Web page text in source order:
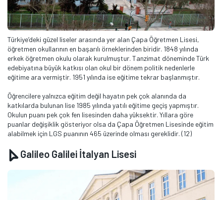
Türkiye’deki güzel liseler arasında yer alan Çapa Öğretmen Lisesi,
öğretmen okullarının en başarılı örneklerinden biridir. 1848 yılında
erkek öğretmen okulu olarak kurulmuştur. Tanzimat döneminde Türk
edebiyatına büyük katkısı olan okul bir dönem politik nedenlerle
eğitime ara vermiştir. 1951 yılında ise eğitime tekrar başlanmıştır.
Öğrencilere yalnızca eğitim değil hayatın pek çok alanında da
katkılarda bulunan lise 1985 yılında yatılı eğitime geçiş yapmıştır.
Okulun puanı pek çok fen lisesinden daha yüksektir. Yıllara göre
puanlar değişiklik gösteriyor olsa da Çapa Öğretmen Lisesinde eğitim
alabilmek için LGS puanının 465 üzerinde olması gereklidir. (12)
Galileo Galilei İtalyan Lisesi